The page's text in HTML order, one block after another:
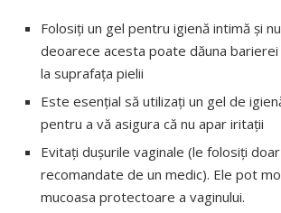
Folosiți un gel pentru igienă intimă și
deoarece acesta poate dăuna
la suprafața pielii
Este esențial să utilizați un gel de
pentru a vă asigura că nu apar iritații
Evitați dușurile vaginale (le folosiți
recomandate de un medic). Ele pot
mucoasa protectoare a vaginului.